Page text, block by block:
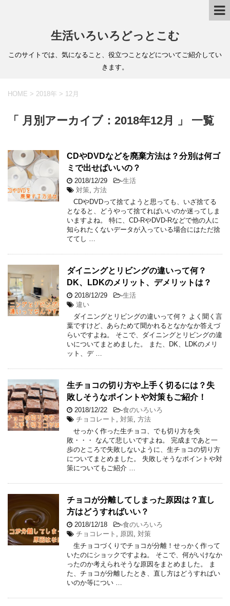
生活いろいろどっとこむ
このサイトでは、気になること、役立つことなどについてご紹介してい
きます。
HOME > 2018年 > 12月
「 月別アーカイブ：2018年12月 」 一覧
CDやDVDなどを廃棄方法は？分別は何ゴ
ミで出せばいいの？
2018/12/29 -生活
対策 方法
CDやDVDって捨てようと思っても、いざ捨てる
となると、どうやって捨てればいいのか迷ってしま
いますよね。 特に、CD-RやDVD-Rなどで他の人に
知られたくないデータが入っている場合にはただ捨
ててし …
ダイニングとリビングの違いって何？
DK、LDKのメリット、デメリットは？
2018/12/29 -生活
違い
ダイニングとリビングの違いって何？ よく聞く言
葉ですけど、あらためて聞かれるとなかなか答えづ
らいですよね。 そこで、ダイニングとリビングの違
いについてまとめました。 また、DK、LDKのメリ
ット、デ …
生チョコの切り方や上手く切るには？失
敗しそうなポイントや対策もご紹介！
2018/12/22 -食のいろいろ
チョコレート
対策 方法
せっかく作った生チョコ、でも切り方を失
敗・・・ なんて悲しいですよね。 完成まであと一
歩のところで失敗しないように、生チョコの切り方
についてまとめました。 失敗しそうなポイントや対
策についてもご紹介 …
チョコが分離してしまった原因は？直し
方はどうすればいい？
2018/12/18 -食のいろいろ
チョコレート
原因 対策
生チョコづくりでチョコが分離！せっかく作って
いたのにショックですよね。 そこで、何がいけなか
ったのか考えられそうな原因をまとめました。 ま
た、チョコが分離したとき、直し方はどうすればい
いのか等につい …